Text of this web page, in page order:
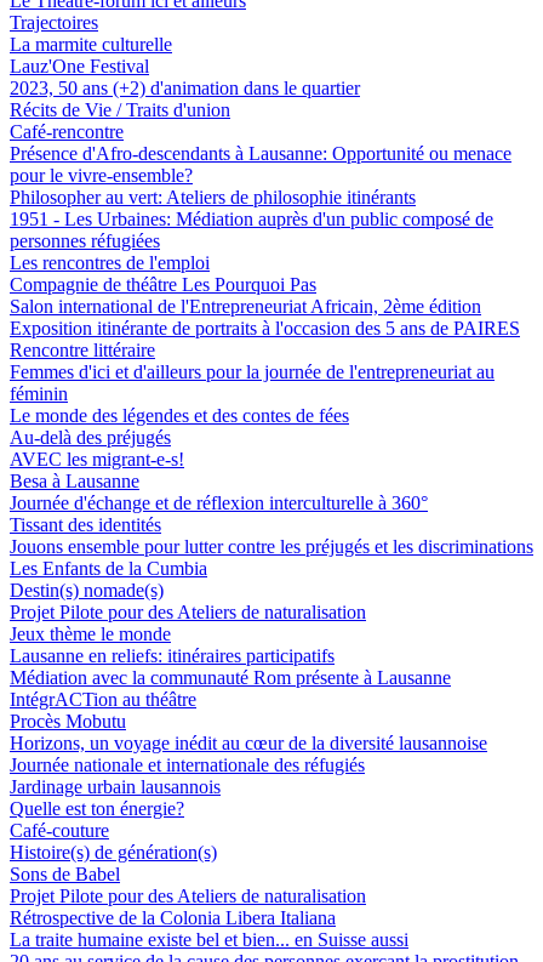
Trajectoires
La marmite culturelle
Lauz'One Festival
2023, 50 ans (+2) d'animation dans le quartier
Récits de Vie / Traits d'union
Café-rencontre
Présence d'Afro-descendants à Lausanne: Opportunité ou menace
pour le vivre-ensemble?
Philosopher au vert: Ateliers de philosophie itinérants
1951 - Les Urbaines: Médiation auprès d'un public composé de
personnes réfugiées
Les rencontres de l'emploi
Compagnie de théâtre Les Pourquoi Pas
Salon international de l'Entrepreneuriat Africain, 2ème édition
Exposition itinérante de portraits à l'occasion des 5 ans de PAIRES
Rencontre littéraire
Femmes d'ici et d'ailleurs pour la journée de l'entrepreneuriat au
féminin
Le monde des légendes et des contes de fées
Au-delà des préjugés
AVEC les migrant-e-s!
Besa à Lausanne
Journée d'échange et de réflexion interculturelle à 360°
Tissant des identités
Jouons ensemble pour lutter contre les préjugés et les discriminations
Les Enfants de la Cumbia
Destin(s) nomade(s)
Projet Pilote pour des Ateliers de naturalisation
Jeux thème le monde
Lausanne en reliefs: itinéraires participatifs
Médiation avec la communauté Rom présente à Lausanne
IntégrACTion au théâtre
Procès Mobutu
Horizons, un voyage inédit au cœur de la diversité lausannoise
Journée nationale et internationale des réfugiés
Jardinage urbain lausannois
Quelle est ton énergie?
Café-couture
Histoire(s) de génération(s)
Sons de Babel
Projet Pilote pour des Ateliers de naturalisation
Rétrospective de la Colonia Libera Italiana
La traite humaine existe bel et bien... en Suisse aussi